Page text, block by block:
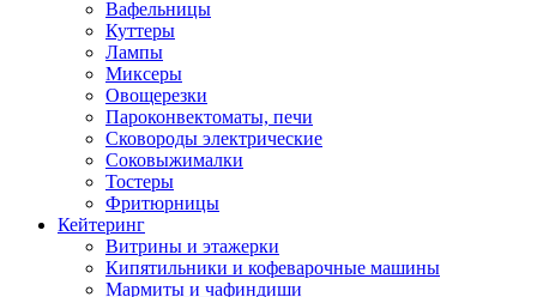
Вафельницы
Куттеры
Лампы
Миксеры
Овощерезки
Пароконвектоматы, печи
Сковороды электрические
Соковыжималки
Тостеры
Фритюрницы
Кейтеринг
Витрины и этажерки
Кипятильники и кофеварочные машины
Мармиты и чафиндиши